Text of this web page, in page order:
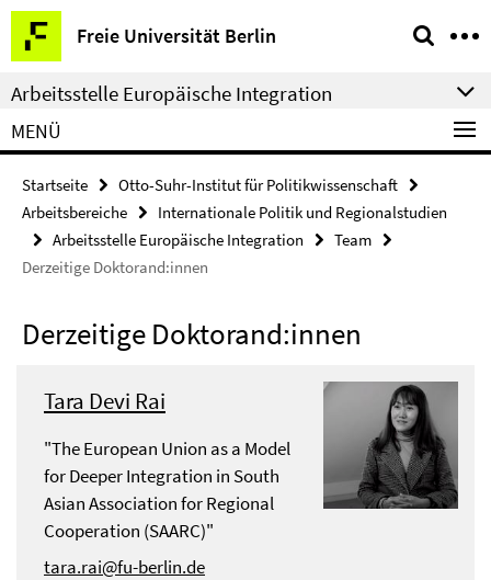
Springe
direkt
zu
Inhalt
Freie Universität Berlin
Service-
Navigation
Arbeitsstelle Europäische Integration
MENÜ
Startseite
Otto-Suhr-Institut für Politikwissenschaft
Arbeitsbereiche
Internationale Politik und Regionalstudien
Arbeitsstelle Europäische Integration
Team
Derzeitige Doktorand:innen
Derzeitige Doktorand:innen
Tara Devi Rai
"The European Union as a Model
for Deeper Integration in South
Asian Association for Regional
Cooperation (SAARC)"
tara.rai@fu-berlin.de